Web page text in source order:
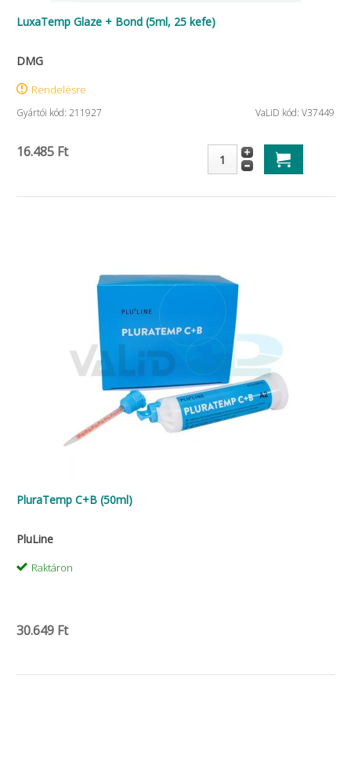
LuxaTemp Glaze + Bond (5ml, 25 kefe)
DMG
Rendelésre
Gyártói kód: 211927 VaLiD kód: V37449
16.485 Ft
PluraTemp C+B (50ml)
PluLine
Raktáron
30.649 Ft